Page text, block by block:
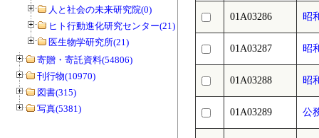
人と社会の未来研究院(0)
ヒト行動進化研究センター(21)
医生物学研究所(21)
寄贈・寄託資料(54806)
刊行物(10970)
図書(315)
写真(5381)
01A03286 昭
01A03287 昭
01A03288 昭
01A03289 公